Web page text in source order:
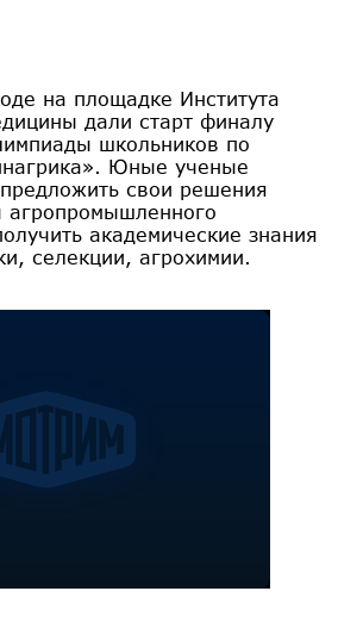
на площадке Института
дали старт финалу
школьников по
Юные ученые
свои решения
агропромышленного
академические знания
селекции, агрохимии.